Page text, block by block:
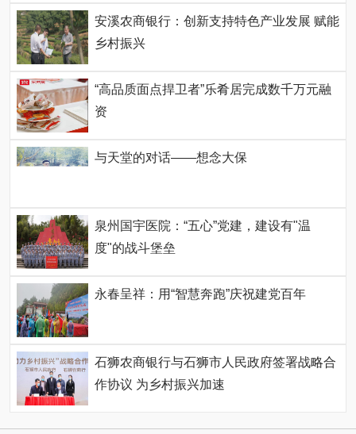
安溪农商银行：创新支持特色产业发展 赋能
乡村振兴
“高品质面点捍卫者”乐肴居完成数千万元融
资
与天堂的对话——想念大保
泉州国宇医院：“五心”党建，建设有"温
度"的战斗堡垒
永春呈祥：用“智慧奔跑”庆祝建党百年
石狮农商银行与石狮市人民政府签署战略合
作协议 为乡村振兴加速